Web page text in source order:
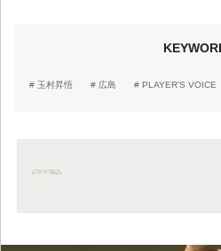
玉村昇悟 広島 PLAYER'S VOICE